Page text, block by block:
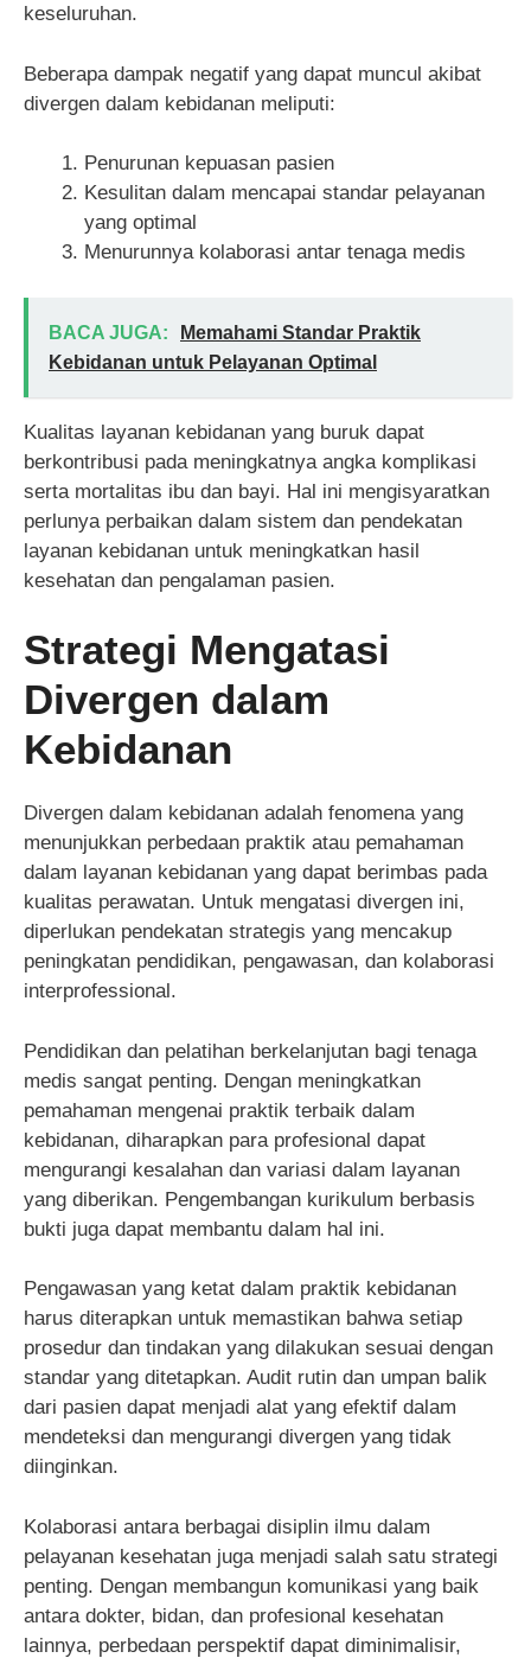
keseluruhan.
Beberapa dampak negatif yang dapat muncul akibat
divergen dalam kebidanan meliputi:
Penurunan kepuasan pasien
Kesulitan dalam mencapai standar pelayanan
yang optimal
Menurunnya kolaborasi antar tenaga medis
BACA JUGA:
Memahami Standar Praktik
Kebidanan untuk Pelayanan Optimal
Kualitas layanan kebidanan yang buruk dapat
berkontribusi pada meningkatnya angka komplikasi
serta mortalitas ibu dan bayi. Hal ini mengisyaratkan
perlunya perbaikan dalam sistem dan pendekatan
layanan kebidanan untuk meningkatkan hasil
kesehatan dan pengalaman pasien.
Strategi Mengatasi
Divergen dalam
Kebidanan
Divergen dalam kebidanan adalah fenomena yang
menunjukkan perbedaan praktik atau pemahaman
dalam layanan kebidanan yang dapat berimbas pada
kualitas perawatan. Untuk mengatasi divergen ini,
diperlukan pendekatan strategis yang mencakup
peningkatan pendidikan, pengawasan, dan kolaborasi
interprofessional.
Pendidikan dan pelatihan berkelanjutan bagi tenaga
medis sangat penting. Dengan meningkatkan
pemahaman mengenai praktik terbaik dalam
kebidanan, diharapkan para profesional dapat
mengurangi kesalahan dan variasi dalam layanan
yang diberikan. Pengembangan kurikulum berbasis
bukti juga dapat membantu dalam hal ini.
Pengawasan yang ketat dalam praktik kebidanan
harus diterapkan untuk memastikan bahwa setiap
prosedur dan tindakan yang dilakukan sesuai dengan
standar yang ditetapkan. Audit rutin dan umpan balik
dari pasien dapat menjadi alat yang efektif dalam
mendeteksi dan mengurangi divergen yang tidak
diinginkan.
Kolaborasi antara berbagai disiplin ilmu dalam
pelayanan kesehatan juga menjadi salah satu strategi
penting. Dengan membangun komunikasi yang baik
antara dokter, bidan, dan profesional kesehatan
lainnya, perbedaan perspektif dapat diminimalisir,